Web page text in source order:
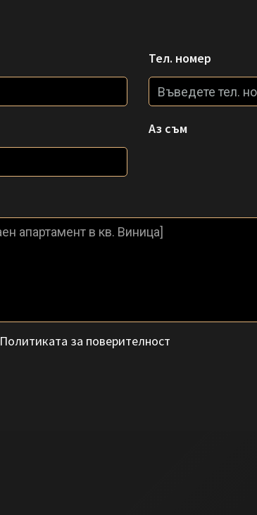
Тел. номер
Аз съм
Политиката за поверителност